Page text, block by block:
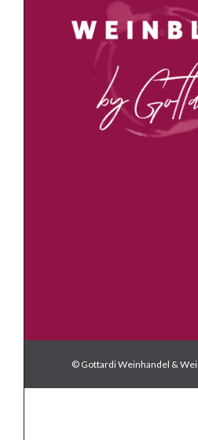
© Gottardi Weinhandel &